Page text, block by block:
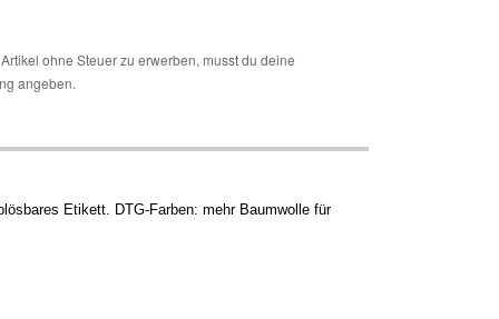
ohne Steuer zu erwerben, musst du deine
angeben.
Etikett. DTG-Farben: mehr Baumwolle für